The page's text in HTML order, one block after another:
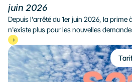
juin 2026
Depuis l'arrêté du 1er juin 2026, la
n'existe plus pour les nouvelles
concrètement pour votre projet solaire.